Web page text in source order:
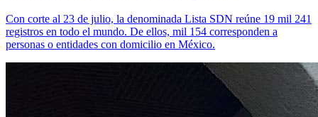
Con corte al 23 de julio, la denominada Lista SDN reúne 19 mil 241
registros en todo el mundo. De ellos, mil 154 corresponden a
personas o entidades con domicilio en México.